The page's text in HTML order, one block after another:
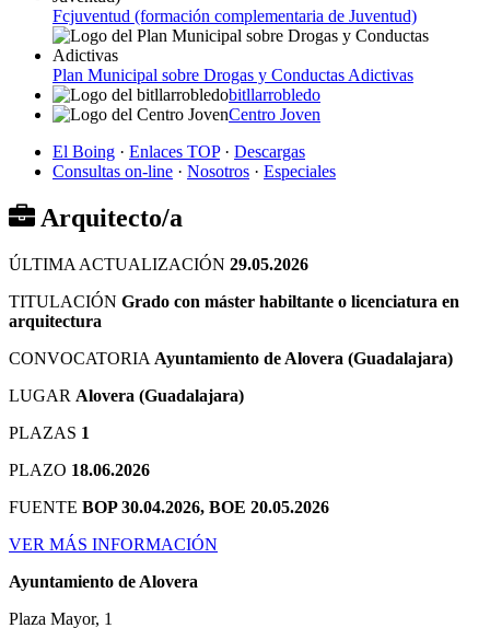
Fcjuventud (formación complementaria de Juventud)
Plan Municipal sobre Drogas y Conductas Adictivas
bitllarrobledo
Centro Joven
El Boing · Enlaces TOP· Descargas
Consultas on-line · Nosotros · Especiales
Arquitecto/a
ÚLTIMA ACTUALIZACIÓN 29.05.2026
TITULACIÓN Grado con máster habiltante o licenciatura en
arquitectura
CONVOCATORIA Ayuntamiento de Alovera (Guadalajara)
LUGAR Alovera (Guadalajara)
PLAZAS 1
PLAZO 18.06.2026
FUENTE BOP 30.04.2026, BOE 20.05.2026
VER MÁS INFORMACIÓN
Ayuntamiento de Alovera
Plaza Mayor, 1